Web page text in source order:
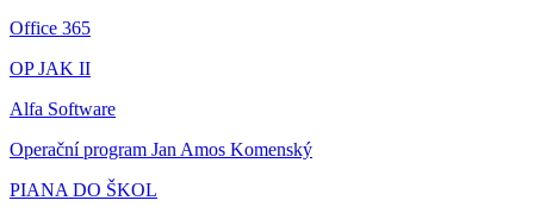
Office 365
OP JAK II
Alfa Software
Operační program Jan Amos Komenský
PIANA DO ŠKOL